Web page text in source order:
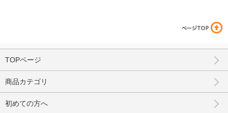
TOPページ
商品カテゴリ
初めての方へ